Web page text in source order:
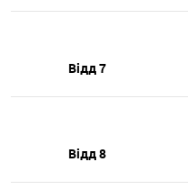
Відд 7
Відд 8